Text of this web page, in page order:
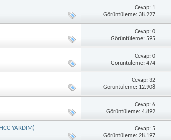
Cevap: 1
Görüntüleme: 38.227
Cevap: 0
Görüntüleme: 595
Cevap: 0
Görüntüleme: 474
Cevap: 32
Görüntüleme: 12.908
Cevap: 6
Görüntüleme: 4.892
YARDIM)
Cevap: 5
Görüntüleme: 28.197